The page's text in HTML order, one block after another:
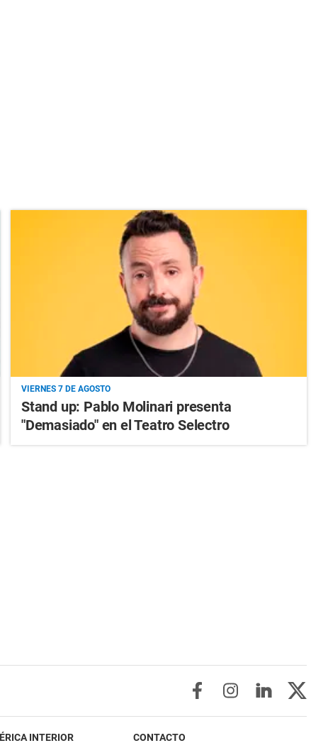
VIERNES 7 DE AGOSTO
Stand up: Pablo Molinari presenta
"Demasiado" en el Teatro Selectro
INTERIOR CONTACTO